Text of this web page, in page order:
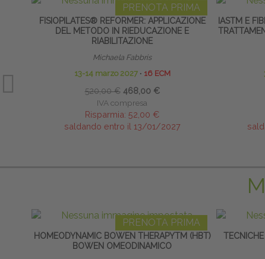
PRENOTA PRIMA
FISIOPILATES® REFORMER: APPLICAZIONE
DEL METODO IN RIEDUCAZIONE E
RIABILITAZIONE
Michaela Fabbris
13-14 marzo 2027 ∙ 16 ECM
520,00 € 468,00 €
IVA compresa
Risparmia: 52,00 €
saldando entro il 13/01/2027
IASTM E
PRENOTA PRIMA
HOMEODYNAMIC BOWEN THERAPYTM (HBT)
BOWEN OMEODINAMICO